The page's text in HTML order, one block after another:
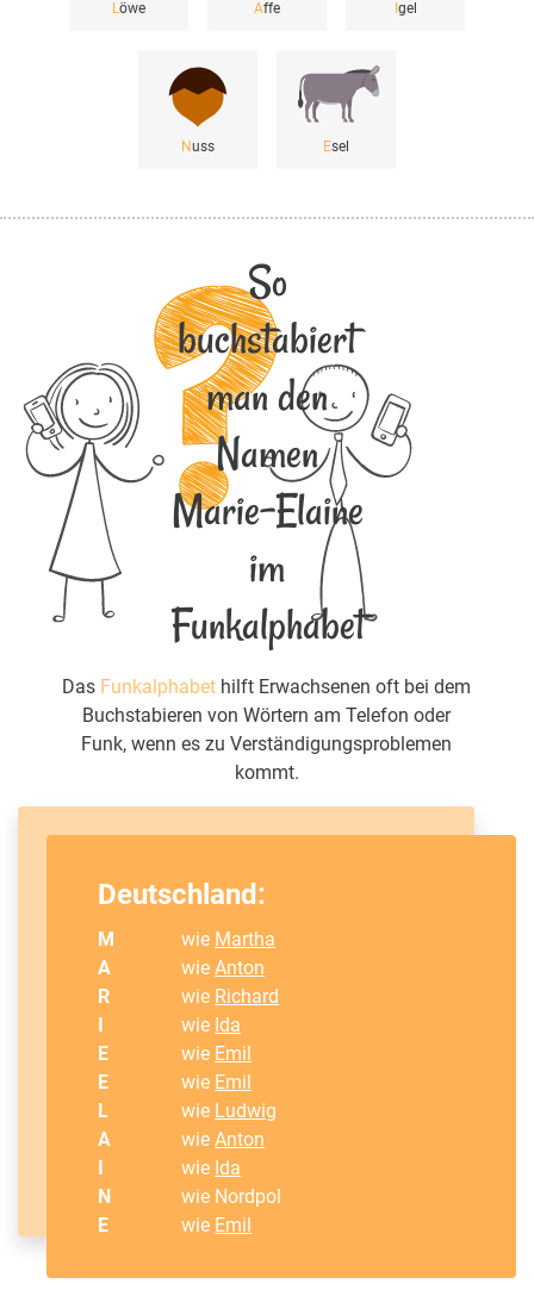
Löwe Affe gel
Nuss Esel
So
buchstabiert
man den
Namen
Marie-Elaine
im
Funkalphabet
Das Funkalphabet hilft Erwachsenen oft bei dem
Buchstabieren von Wörtern am Telefon oder
Funk, wenn es zu Verständigungsproblemen
kommt.
Deutschland:
M wie Martha
A
wieAnton
R
wie Richard
wie Ida
E
wie Emil
E
wie Emil
L
wie Ludwig
A
wieAnton
wie Ida
N
wie Nordpol
E
wie Emil